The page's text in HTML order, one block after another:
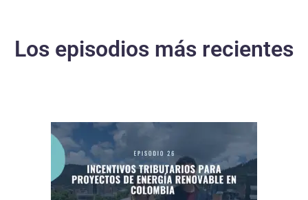
Los episodios más recientes